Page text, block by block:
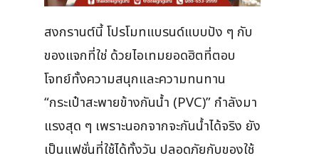
สงกรานต์นี้ โปรโมทแบรนด์แบบปัง ๆ กับ
ของแจกที่ใช่ ด้วยไอเทมยอดฮิตที่ตอบ
โจทย์ทั้งความสนุกและความทนทาน
“กระเป๋าสะพายข้างกันน้ำ (PVC)” กำลังมา
แรงสุด ๆ เพราะนอกจากจะกันน้ำได้จริง ยัง
เป็นแฟชั่นที่ใช้ได้ทั้งวัน ปลอดภัยกับของใช้